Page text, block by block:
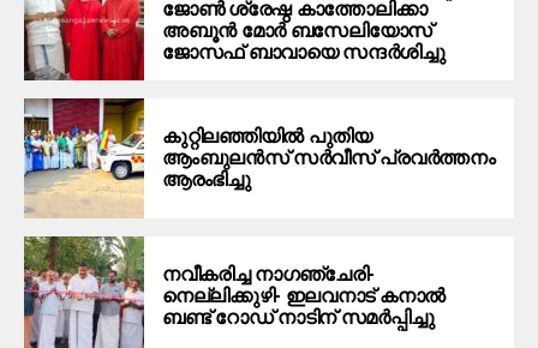
ജോൺ ശ്രേഷ്ഠ കാത്തോലിക്കാ
അബൂൻ മോർ ബസേലിയോസ്
ജോസഫ് ബാവായെ സന്ദർശിച്ചു
കുറ്റിലഞ്ഞിയിൽ പുതിയ
ആംബുലൻസ് സർവീസ് പ്രവർത്തനം
ആരംഭിച്ചു
നവീകരിച്ച നാഗഞ്ചേരി-
നെല്ലിക്കുഴി- ഇലവനാട് കനാൽ
ബണ്ട് റോഡ് നാടിന് സമർപ്പിച്ചു